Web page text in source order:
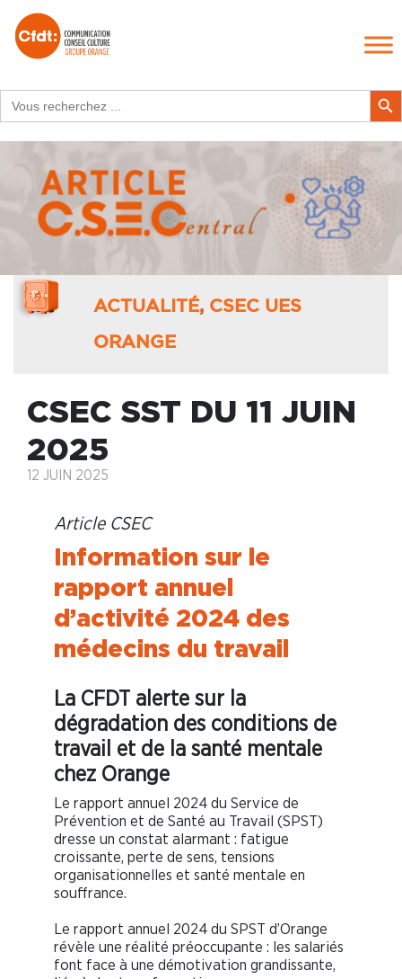
for:
Search
ACTUALITÉ, CSEC UES
ORANGE
CSEC SST DU 11 JUIN
2025
12 JUIN 2025
Article CSEC
Information sur le
rapport annuel
d’activité 2024 des
médecins du travail
La CFDT alerte sur la
dégradation des conditions de
travail et de la santé mentale
chez Orange
Le rapport annuel 2024 du Service de
Prévention et de Santé au Travail (SPST)
dresse un constat alarmant : fatigue
croissante, perte de sens, tensions
organisationnelles et santé mentale en
souffrance.
Le rapport annuel 2024 du SPST d’Orange
révèle une réalité préoccupante : les salariés
font face à une démotivation grandissante,